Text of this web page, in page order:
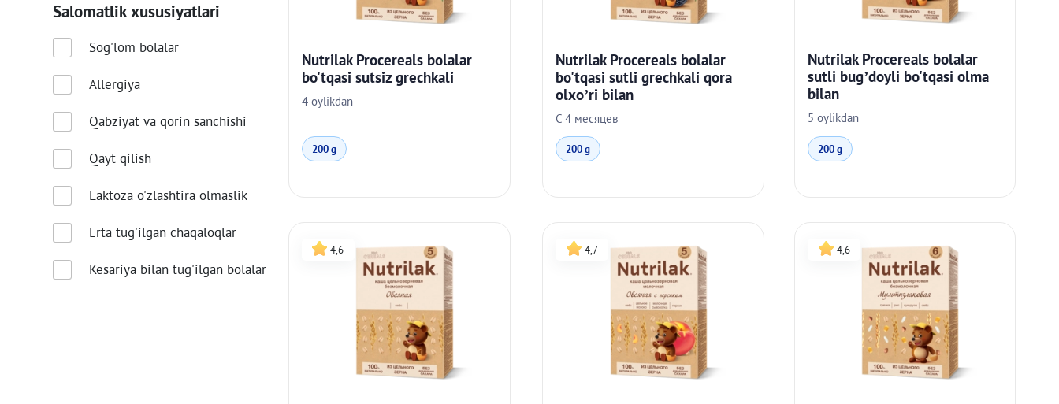
Salomatlik xususiyatlari
Sog'lom bolalar
Allergiya
Qabziyat va qorin sanchishi
Qayt qilish
Laktoza o'zlashtira olmaslik
Erta tug'ilgan chaqaloqlar
Kesariya bilan tug'ilgan bolalar
Nutrilak Procereals bolalar
bo'tqasi sutsiz grechkali
4 oylikdan
200 g
Nutrilak Procereals bolalar
bo'tqasi sutli grechkali qora
olxo’ri bilan
С 4 месяцев
200 g
Nutrilak Procereals bolalar
sutli bug’doyli bo'tqasi olma
bilan
5 oylikdan
200 g
4,6 4,7 4,6